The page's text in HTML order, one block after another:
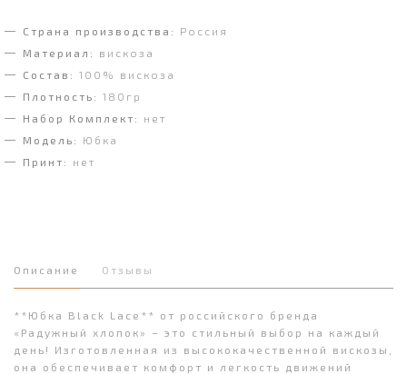
Страна производства:
Россия
Материал:
вискоза
Состав: 100% вискоза
Плотность: 180гр
Набор Комплект:
нет
Модель:
Юбка
Принт:
нет
Описание Отзывы
**Юбка Black Lace** от российского бренда
«Радужный хлопок» – это стильный выбор на каждый
день! Изготовленная из высококачественной вискозы,
она обеспечивает комфорт и легкость движений